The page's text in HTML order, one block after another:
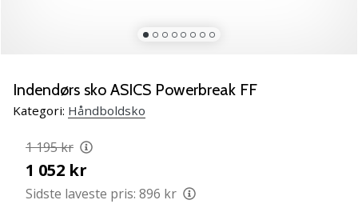
de
PUMA
NITRO
SQD
5
Indendørs sko ASICS Powerbreak FF
Kategori: Håndboldsko
1 195 kr
1 052 kr
Sidste laveste pris: 896 kr